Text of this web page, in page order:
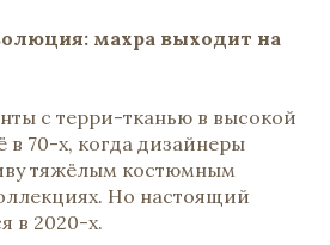
махра выходит на
с терри-тканью в высокой
70-х, когда дизайнеры
тяжёлым костюмным
Но настоящий
в 2020-х.